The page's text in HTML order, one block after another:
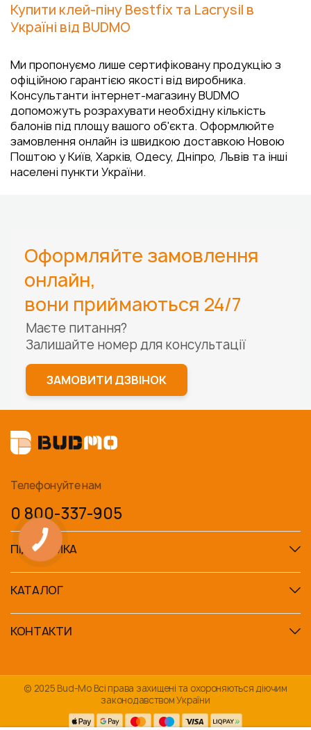
Купити клей-піну Bestfix та Lacrysil в
Україні від BUDMO
Ми пропонуємо лише сертифіковану продукцію з
офіційною гарантією якості від виробника.
Консультанти інтернет-магазину BUDMO
допоможуть розрахувати необхідну кількість
балонів під площу вашого об'єкта. Оформлюйте
замовлення онлайн із швидкою доставкою Новою
Поштою у Київ, Харків, Одесу, Дніпро, Львів та інші
населені пункти України.
Оформляйте замовлення
онлайн,
вони приймаються 24/7
Маєте питання?
Залишайте номер для консультації
ЗАМОВИТИ ДЗВІНОК
Телефонуйте нам
0 800-337-905
ПІДТРИМКА
КАТАЛОГ
КОНТАКТИ
© 2025 Bud-Mo Всі права захищені та охороняються діючим
законодавством України